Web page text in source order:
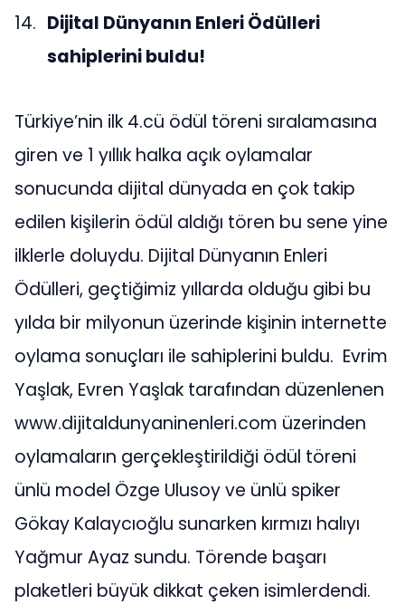
Dijital Dünyanın Enleri Ödülleri
sahiplerini buldu!
Türkiye’nin ilk 4.cü ödül töreni sıralamasına
giren ve 1 yıllık halka açık oylamalar
sonucunda dijital dünyada en çok takip
edilen kişilerin ödül aldığı tören bu sene yine
ilklerle doluydu. Dijital Dünyanın Enleri
Ödülleri, geçtiğimiz yıllarda olduğu gibi bu
yılda bir milyonun üzerinde kişinin internette
oylama sonuçları ile sahiplerini buldu. Evrim
Yaşlak, Evren Yaşlak tarafından düzenlenen
www.dijitaldunyaninenleri.com üzerinden
oylamaların gerçekleştirildiği ödül töreni
ünlü model Özge Ulusoy ve ünlü spiker
Gökay Kalaycıoğlu sunarken kırmızı halıyı
Yağmur Ayaz sundu. Törende başarı
plaketleri büyük dikkat çeken isimlerdendi.